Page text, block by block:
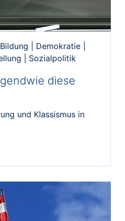
Bildung Demokratie
Sozialpolitik
diese
und Klassismus in